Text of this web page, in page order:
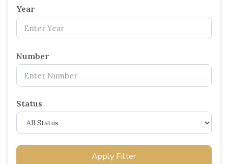
Year
Number
Status
Apply Filter